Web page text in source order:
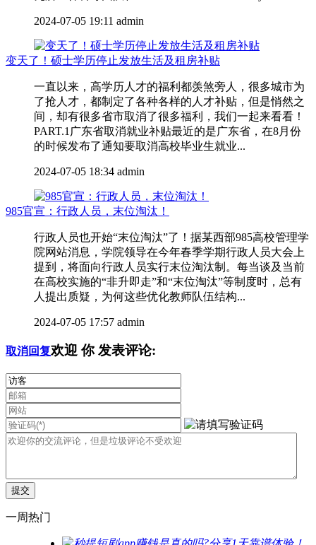
2024-07-05 19:11 admin
变天了！硕士学历停止发放生活及租房补贴
一直以来，高学历人才的福利都羡煞旁人，很多城市为
了抢人才，都制定了各种各样的人才补贴，但是悄然之
间，却有很多省市取消了很多福利，我们一起来看看！
PART.1广东省取消就业补贴最近的是广东省，在8月份
的时候发布了通知要取消高校毕业生就业...
2024-07-05 18:34 admin
985官宣：行政人员，末位淘汰！
行政人员也开始“末位淘汰”了！据某西部985高校管理学
院网站消息，学院领导在今年春季学期行政人员大会上
提到，将面向行政人员实行末位淘汰制。每当谈及当前
在高校实施的“非升即走”和“末位淘汰”等制度时，总有
人提出质疑，为何这些优化教师队伍结构...
2024-07-05 17:57 admin
取消回复欢迎 你发表评论:
一周热门